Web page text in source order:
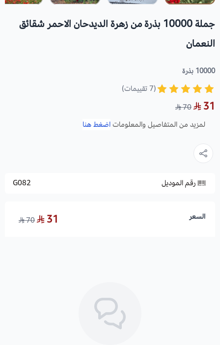
جملة 10000 بذرة من زهرة الديدحان الاحمر شقائق
النعمان
10000 بذرة
(7 تقييمات)
31
70
لمزيد من المتفاصيل والمعلوماتاضغط هنا
رقم الموديل G082
السعر 31
70